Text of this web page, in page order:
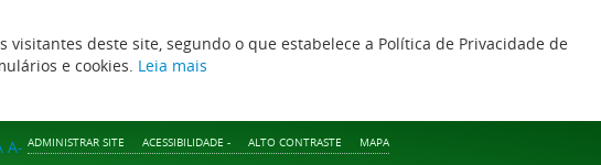
deste site, segundo o que estabelece a Política de Privacidade de
e cookies. Leia mais
ADMINISTRAR SITE ACESSIBILIDADE - ALTO CONTRASTE MAPA
A-